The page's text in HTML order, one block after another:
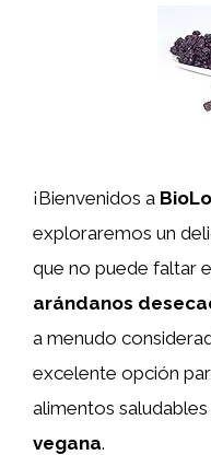
¡Bienvenidos a
exploraremos un
que no puede faltar
arándanos
a menudo
excelente opción
alimentos
vegana.